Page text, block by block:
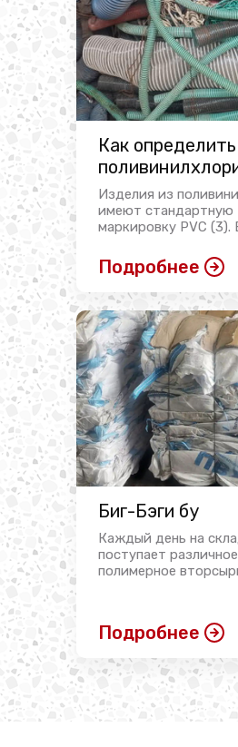
Как определить
Изделия из
имеют стандартную
маркировку PVC (3).
Подробнее
Биг-Бэги бу
Каждый день на
поступает различное
полимерное
Подробнее